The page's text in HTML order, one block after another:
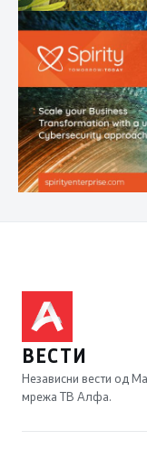
ВЕСТИ
Независни вести од
мрежа ТВ Алфа.